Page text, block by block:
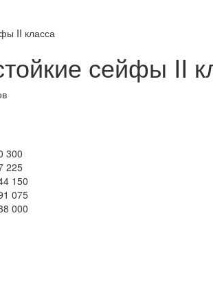
II класса
сейфы II
300
225
150
075
000